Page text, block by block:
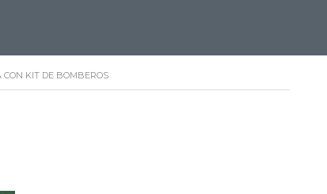
CON KIT DE BOMBEROS